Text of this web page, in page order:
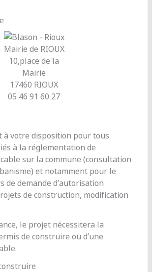
Mairie de RIOUX
10,place de la
Mairie
17460 RIOUX
05 46 91 60 27
à votre disposition pour tous
à la réglementation de
sur la commune (consultation
et notamment pour le
de demande d’autorisation
de construction, modification
le projet nécessitera la
de construire ou d’une